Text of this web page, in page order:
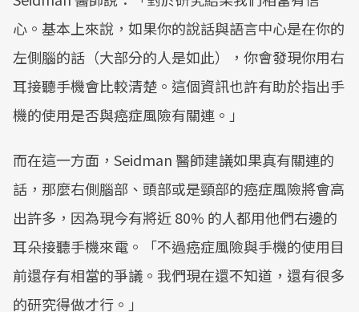
心。基本上來說，如果你的說話與語言中心是在你的
左側腦的話（大部分的人是如此），你會發現你用右
耳接聽手機會比較清楚。這個資訊也許有助於指出手
機的使用是否與癌症風險有關連。」
而在這一方面，Seidman 醫師建議如果真有關連的
話，那麼右側腦部、頭部或是頸部的癌症風險將會高
出許多，因為現今有將近 80% 的人都用他們右邊的
耳朵接聽手機來電。「不過癌症風險與手機的使用目
前還存有相當的爭議。我們現在還不知道，還有很多
的研究得做才行。」